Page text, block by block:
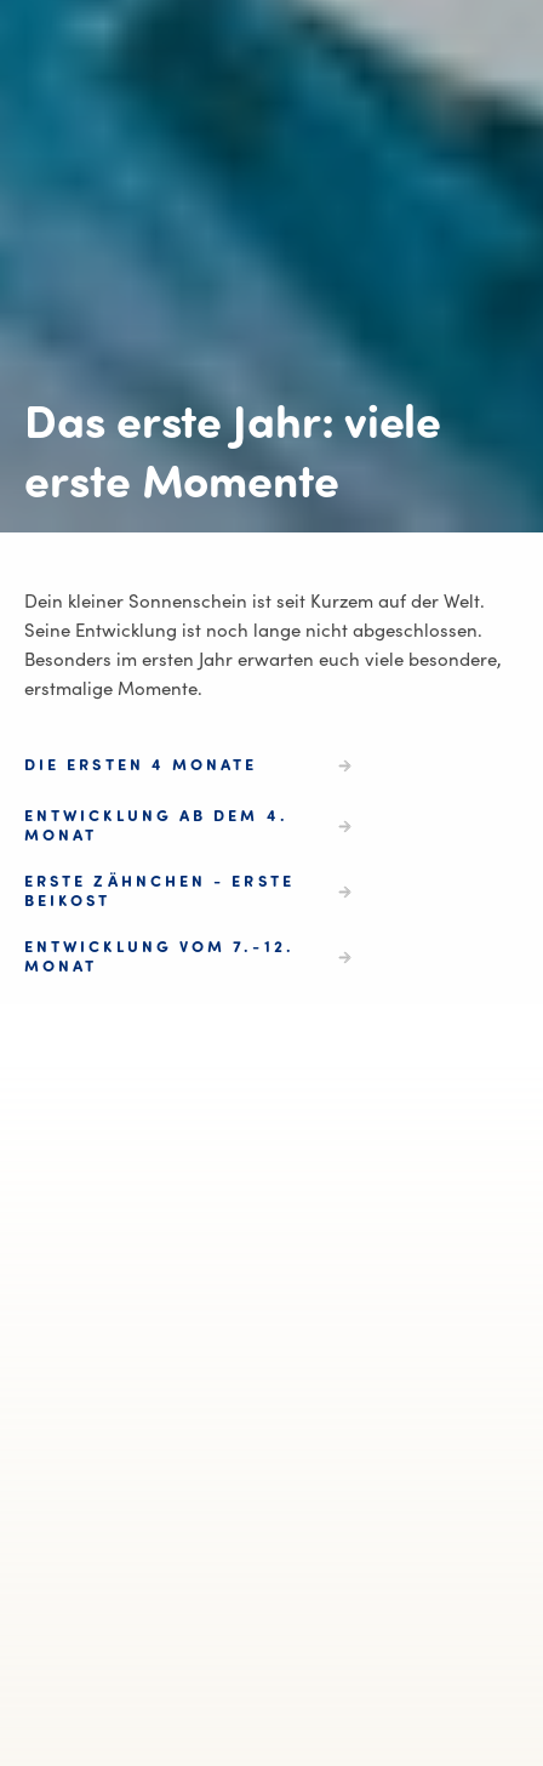
Das erste Jahr: viele
erste Momente
Dein kleiner Sonnenschein ist seit Kurzem auf der Welt.
Seine Entwicklung ist noch lange nicht abgeschlossen.
Besonders im ersten Jahr erwarten euch viele besondere,
erstmalige Momente.
DIE ERSTEN 4 MONATE
ENTWICKLUNG AB DEM 4.
MONAT
ERSTE ZÄHNCHEN - ERSTE
BEIKOST
ENTWICKLUNG VOM 7.-12.
MONAT